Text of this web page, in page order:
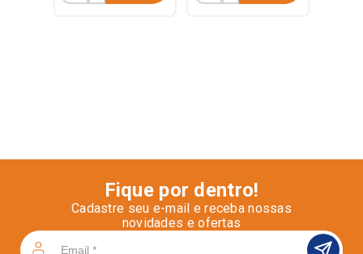
Fique por dentro!
Cadastre seu e-mail e receba nossas
novidades e ofertas